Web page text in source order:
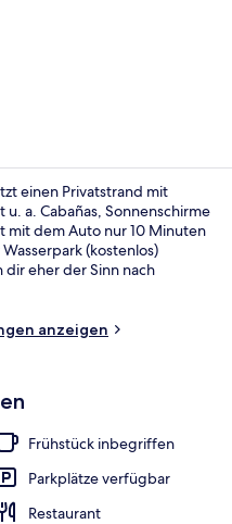
einen Privatstrand mit
a. Cabañas, Sonnenschirme
mit dem Auto nur 10 Minuten
(kostenlos)
dir eher der Sinn nach
Main Restaurant, eins von 6
anzeigen
Frühstück inbegriffen
Parkplätze verfügbar
Restaurant